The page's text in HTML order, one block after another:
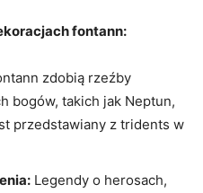
fontann:
zdobią rzeźby
bogów, takich jak Neptun,
przedstawiany z tridents w
Legendy o herosach,